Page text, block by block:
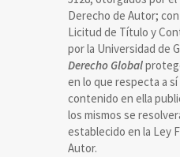
Derecho de Autor;
Licitud de Título y
por la Universidad de
Derecho Global
en lo que respecta a
contenido en ella
los mismos se
establecido en la Ley
Autor.